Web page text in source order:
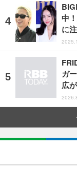
中
に
ガ
広